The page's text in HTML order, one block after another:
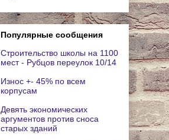
Популярные сообщения
Строительство школы на 1100
мест - Рубцов переулок 10/14
Износ +- 45% по всем
корпусам
Девять экономических
аргументов против сноса
старых зданий